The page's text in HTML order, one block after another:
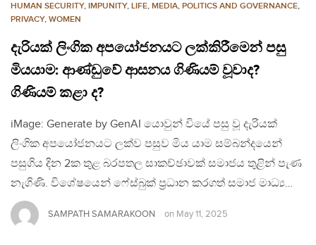
HUMAN SECURITY, IMPUNITY, LIFE, MEDIA, POLITICS AND GOVERNANCE,
PRIVACY, WOMEN
දැරියක් ලිංගික අපයෝජනයට ලක්කිරීමෙන් පසු
මියයාම: ආණ්ඩුවේ ආසනය ගිණියම් වූවාද?
ගිණියම් කළා ද?
iMage: Generate by GenAI යොවුන් වියේ පසු වූ දැරියක්
ලිංගික අපයෝජනයට ලක්ව පසුව මිය යාම සම්බන්දයෙන්
පසුගිය දින 2ක තුළ බරපතල සාකච්ඡාවක් සමාජය තුළින් පැණ
නැගිණි. විශේෂයෙන් ෆේස්බුක් ප්‍රධාන කරගත් සමාජ මාධ්‍ය…
SAMPATH SAMARAKOON on May 11, 2025